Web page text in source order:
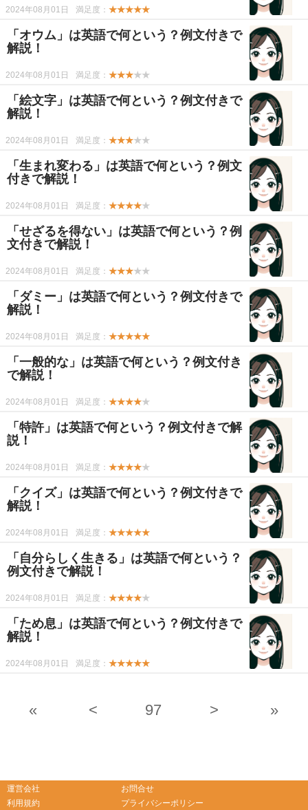
2024年08月01日 満足度： ★★★★★
「オウム」は英語で何という？例文付きで
解説！
2024年08月01日 満足度： ★★★★★
「絵文字」は英語で何という？例文付きで
解説！
2024年08月01日 満足度： ★★★★★
「生まれ変わる」は英語で何という？例文
付きで解説！
2024年08月01日 満足度： ★★★★★
「せざるを得ない」は英語で何という？例
文付きで解説！
2024年08月01日 満足度： ★★★★★
「ダミー」は英語で何という？例文付きで
解説！
2024年08月01日 満足度： ★★★★★
「一般的な」は英語で何という？例文付き
で解説！
2024年08月01日 満足度： ★★★★★
「特許」は英語で何という？例文付きで解
説！
2024年08月01日 満足度： ★★★★★
「クイズ」は英語で何という？例文付きで
解説！
2024年08月01日 満足度： ★★★★★
「自分らしく生きる」は英語で何という？
例文付きで解説！
2024年08月01日 満足度： ★★★★★
「ため息」は英語で何という？例文付きで
解説！
2024年08月01日 満足度： ★★★★★
« < 97 > »
運営会社
お問合せ
利用規約
プライバシーポリシー